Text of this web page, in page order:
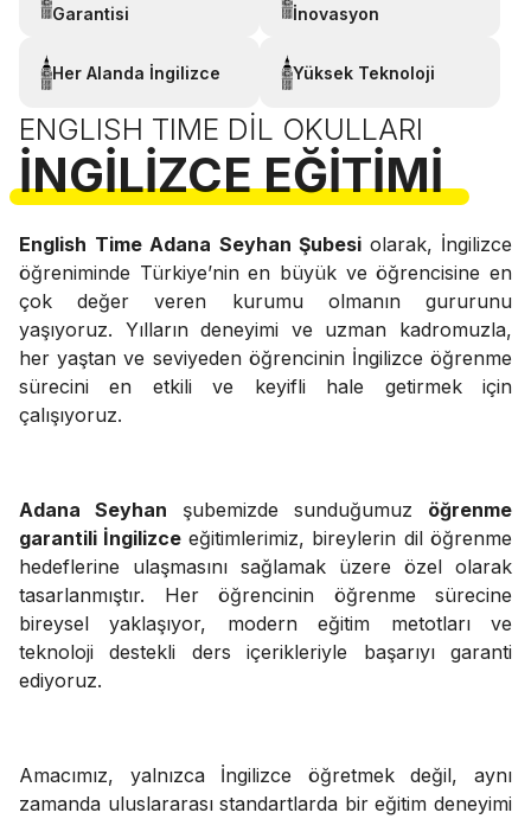
Garantisi
İnovasyon
Her Alanda İngilizce Yüksek Teknoloji
ENGLISH TIME DIL OKULLARI
İNGILIZCE EĞITIMI
English Time Adana Seyhan Şubesi olarak, İngilizce
öğreniminde Türkiye’nin en büyük ve öğrencisine en
çok değer veren kurumu olmanın gururunu
yaşıyoruz. Yılların deneyimi ve uzman kadromuzla,
her yaştan ve seviyeden öğrencinin İngilizce öğrenme
sürecini en etkili ve keyifli hale getirmek için
çalışıyoruz.
Adana Seyhan şubemizde sunduğumuz öğrenme
garantili İngilizce eğitimlerimiz, bireylerin dil öğrenme
hedeflerine ulaşmasını sağlamak üzere özel olarak
tasarlanmıştır. Her öğrencinin öğrenme sürecine
bireysel yaklaşıyor, modern eğitim metotları ve
teknoloji destekli ders içerikleriyle başarıyı garanti
ediyoruz.
Amacımız, yalnızca İngilizce öğretmek değil, aynı
zamanda uluslararası standartlarda bir eğitim deneyimi